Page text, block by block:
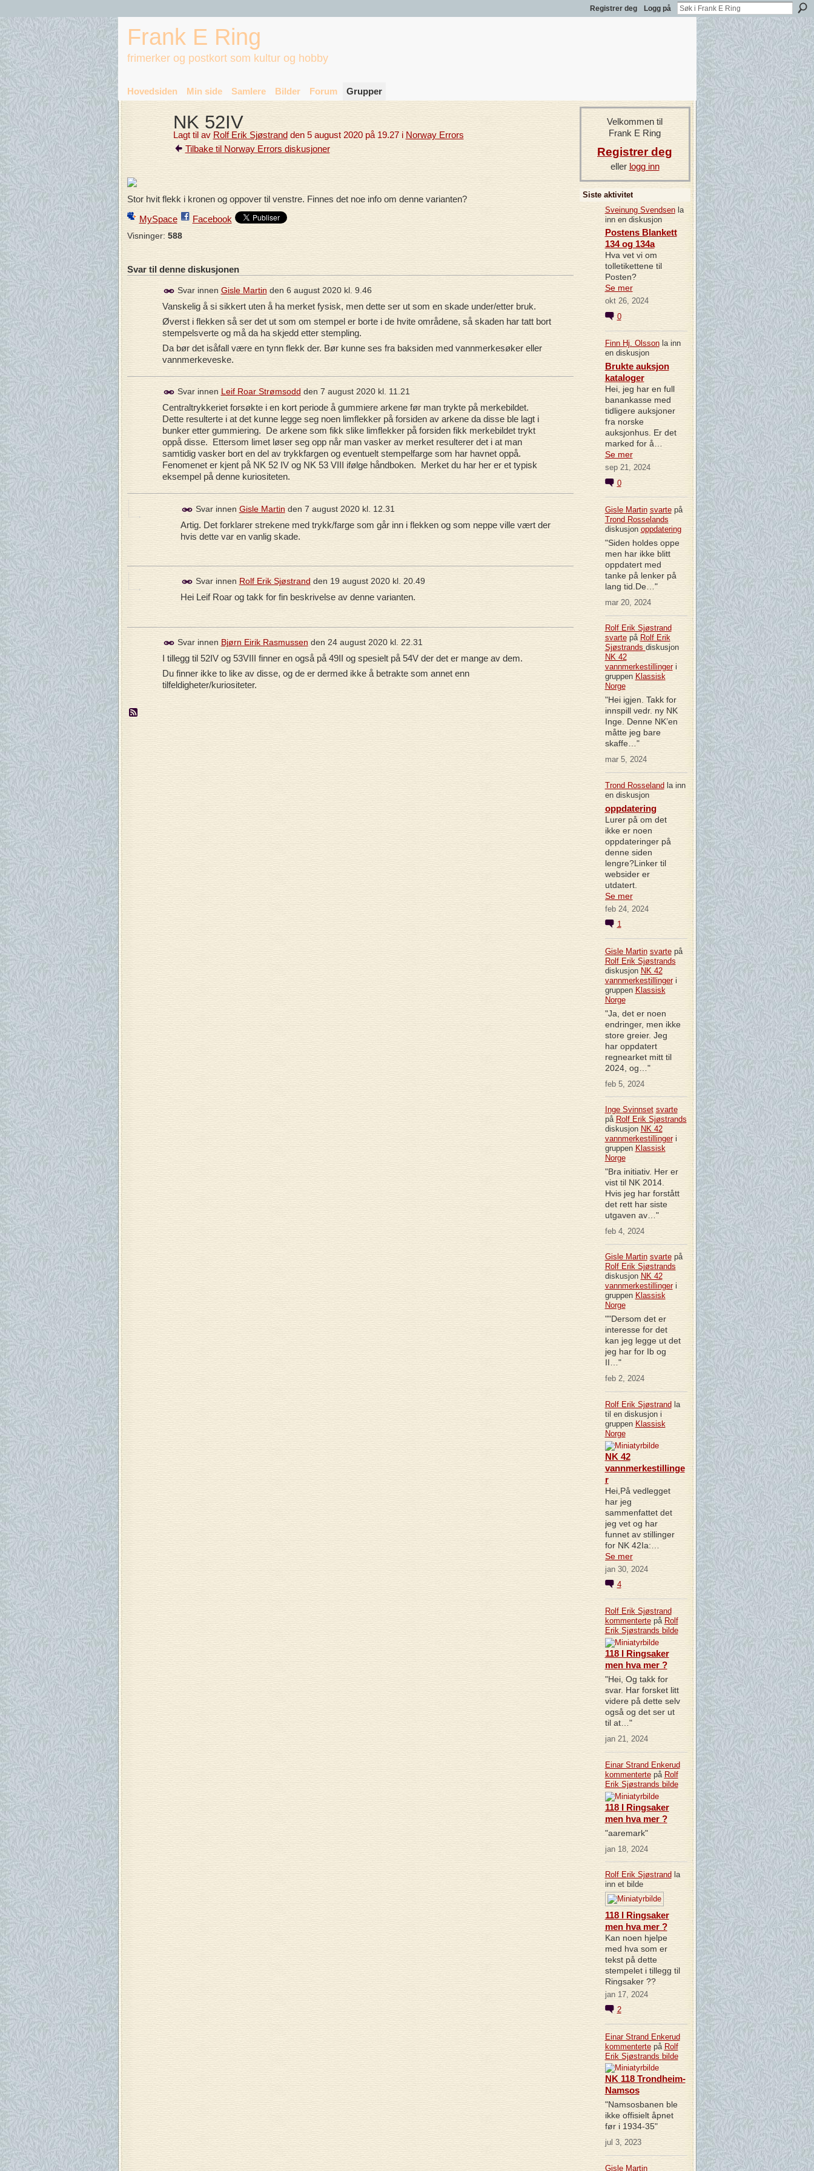
Registrer deg Logg på
Frank E Ring
frimerker og postkort som kultur og hobby
Hovedsiden Min side Samlere Bilder Forum Grupper
NK 52IV
Lagt til av Rolf Erik Sjøstrandden 5 august 2020 på 19.27 i Norway Errors
Tilbake til Norway Errors diskusjoner
Stor hvit flekk i kronen og oppover til venstre. Finnes det noe info om denne varianten?
MySpace
Facebook
Visninger: 588
Svar til denne diskusjonen
Svar innen Gisle Martin den 6 august 2020 kl. 9.46
Vanskelig å si sikkert uten å ha merket fysisk, men dette ser ut som en skade under/etter bruk.
Øverst i flekken så ser det ut som om stempel er borte i de hvite områdene, så skaden har tatt bort
stempelsverte og må da ha skjedd etter stempling.
Da bør det isåfall være en tynn flekk der. Bør kunne ses fra baksiden med vannmerkesøker eller
vannmerkeveske.
Svar innen Leif Roar Strømsodd den 7 august 2020 kl. 11.21
Centraltrykkeriet forsøkte i en kort periode å gummiere arkene før man trykte på merkebildet.
Dette resulterte i at det kunne legge seg noen limflekker på forsiden av arkene da disse ble lagt i
bunker etter gummiering. De arkene som fikk slike limflekker på forsiden fikk merkebildet trykt
oppå disse. Ettersom limet løser seg opp når man vasker av merket resulterer det i at man
samtidig vasker bort en del av trykkfargen og eventuelt stempelfarge som har havnet oppå.
Fenomenet er kjent på NK 52 IV og NK 53 VIII ifølge håndboken. Merket du har her er et typisk
eksempel på denne kuriositeten.
Svar innen Gisle Martin den 7 august 2020 kl. 12.31
Artig. Det forklarer strekene med trykk/farge som går inn i flekken og som neppe ville vært der
hvis dette var en vanlig skade.
Svar innen Rolf Erik Sjøstrand den 19 august 2020 kl. 20.49
Hei Leif Roar og takk for fin beskrivelse av denne varianten.
Svar innen Bjørn Eirik Rasmussen den 24 august 2020 kl. 22.31
I tillegg til 52IV og 53VIII finner en også på 49II og spesielt på 54V der det er mange av dem.
Du finner ikke to like av disse, og de er dermed ikke å betrakte som annet enn
tilfeldigheter/kuriositeter.
Velkommen til
Frank E Ring
Registrer deg
eller logg inn
Siste aktivitet
Sveinung Svendsenla
inn en diskusjon
Postens Blankett
134 og 134a
Hva vet vi om
tolletikettene til
Posten?
Se mer
okt 26, 2024
0
Finn Hj. Olssonla inn
en diskusjon
Brukte auksjon
kataloger
Hei, jeg har en full
banankasse med
tidligere auksjoner
fra norske
auksjonhus. Er det
marked for å…
Se mer
sep 21, 2024
0
Gisle Martin svartepå
Trond Rosselands
diskusjon oppdatering
"Siden holdes oppe
men har ikke blitt
oppdatert med
tanke på lenker på
lang tid.De…"
mar 20, 2024
Rolf Erik Sjøstrand
svartepå Rolf Erik
Sjøstrands diskusjon
NK 42
vannmerkestillingeri
gruppen Klassisk
Norge
"Hei igjen. Takk for
innspill vedr. ny NK
Inge. Denne NK’en
måtte jeg bare
skaffe…"
mar 5, 2024
Trond Rosseland la inn
en diskusjon
oppdatering
Lurer på om det
ikke er noen
oppdateringer på
denne siden
lengre?Linker til
websider er
utdatert.
Se mer
feb 24, 2024
1
Gisle Martin svartepå
Rolf Erik Sjøstrands
diskusjon NK 42
vannmerkestillingeri
gruppen Klassisk
Norge
"Ja, det er noen
endringer, men ikke
store greier. Jeg
har oppdatert
regnearket mitt til
2024, og…"
feb 5, 2024
Inge Svinnset svarte
på Rolf Erik Sjøstrands
diskusjon NK 42
vannmerkestillingeri
gruppen Klassisk
Norge
"Bra initiativ. Her er
vist til NK 2014.
Hvis jeg har forstått
det rett har siste
utgaven av…"
feb 4, 2024
Gisle Martin svartepå
Rolf Erik Sjøstrands
diskusjon NK 42
vannmerkestillingeri
gruppen Klassisk
Norge
""Dersom det er
interesse for det
kan jeg legge ut det
jeg har for Ib og
II…"
feb 2, 2024
Rolf Erik Sjøstrand la
til en diskusjon i
gruppen Klassisk
Norge
NK 42
vannmerkestillinge
r
Hei,På vedlegget
har jeg
sammenfattet det
jeg vet og har
funnet av stillinger
for NK 42Ia:…
Se mer
jan 30, 2024
4
Rolf Erik Sjøstrand
kommentertepå Rolf
Erik Sjøstrandsbilde
118 I Ringsaker
men hva mer ?
"Hei, Og takk for
svar. Har forsket litt
videre på dette selv
også og det ser ut
til at…"
jan 21, 2024
Einar Strand Enkerud
kommentertepå Rolf
Erik Sjøstrandsbilde
118 I Ringsaker
men hva mer ?
"aaremark"
jan 18, 2024
Rolf Erik Sjøstrand la
inn et bilde
118 I Ringsaker
men hva mer ?
Kan noen hjelpe
med hva som er
tekst på dette
stempelet i tillegg til
Ringsaker ??
jan 17, 2024
2
Einar Strand Enkerud
kommentertepå Rolf
Erik Sjøstrandsbilde
NK 118 Trondheim-
Namsos
"Namsosbanen ble
ikke offisielt åpnet
før i 1934-35"
jul 3, 2023
Gisle Martin